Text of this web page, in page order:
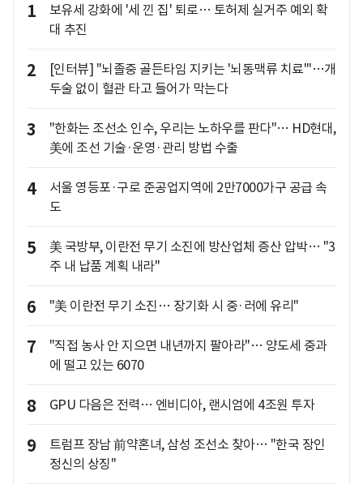
1
보유세 강화에 '세 낀 집' 퇴로… 토허제 실거주 예외 확
대 추진
2
[인터뷰] "뇌졸중 골든타임 지키는 '뇌동맥류 치료'"…개
두술 없이 혈관 타고 들어가 막는다
3
"한화는 조선소 인수, 우리는 노하우를 판다"… HD현대,
美에 조선 기술·운영·관리 방법 수출
4
서울 영등포·구로 준공업지역에 2만7000가구 공급 속
도
5
美 국방부, 이란전 무기 소진에 방산업체 증산 압박… "3
주 내 납품 계획 내라"
6 "美 이란전 무기 소진… 장기화 시 중·러에 유리"
7
"직접 농사 안 지으면 내년까지 팔아라"… 양도세 중과
에 떨고 있는 6070
8 GPU 다음은 전력… 엔비디아, 랜시엄에 4조원 투자
9
트럼프 장남 前약혼녀, 삼성 조선소 찾아… "한국 장인
정신의 상징"